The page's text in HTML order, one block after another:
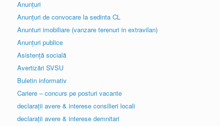
Anunțuri
Anunțuri de convocare la sedinta CL
Anunturi imobiliare (vanzare terenuri in extravilan)
Anunțuri publice
Asistență socială
Avertizări SVSU
Buletin informativ
Cariere – concurs pe posturi vacante
declarații avere & interese consilieri locali
declarații avere & interese demnitari